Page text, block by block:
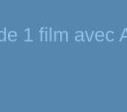
1 film avec